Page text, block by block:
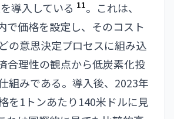
導入している 11。これは、
で価格を設定し、そのコスト
の意思決定プロセスに組み込
合理性の観点から低炭素化投
組みである。導入後、2023年
を1トンあたり140米ドルに見